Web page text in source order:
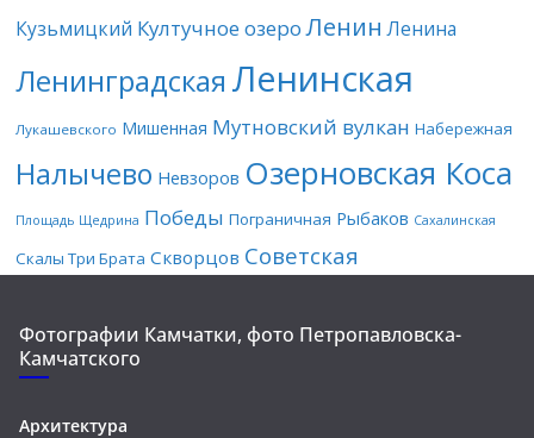
Кузьмицкий Култучное озеро Ленин Ленина
Ленинградская Ленинская
Лукашевского Мишенная Мутновский вулкан Набережная
Налычево Невзоров Озерновская Коса
Площадь Щедрина Победы Пограничная Рыбаков Сахалинская
Скалы Три Брата Скворцов Советская
Фотографии Камчатки, фото Петропавловска-
Камчатского
Архитектура